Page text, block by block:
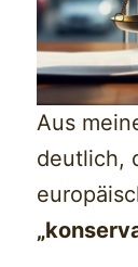
Aus
deutlich,